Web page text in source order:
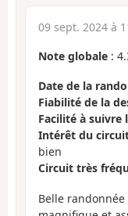
09 sept. 2024 à
Note globale :
Date de la
Fiabilité de la
Facilité à
Intérêt du
bien
Circuit très
Belle